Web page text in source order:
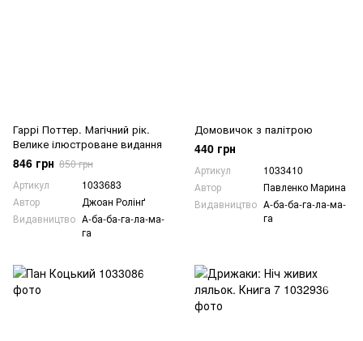
Гаррі Поттер. Магічний рік.
Велике ілюстроване видання
846 грн 850 грн
Артикул
1033683
Автор
Джоан Ролінґ
Видавництво А-ба-ба-га-ла-ма-
га
Домовичок з палітрою
440 грн
Артикул
1033410
Автор
Павленко Марина
Видавництво А-ба-ба-га-ла-ма-
га